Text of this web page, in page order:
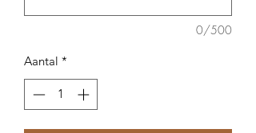
0/500
Aantal *